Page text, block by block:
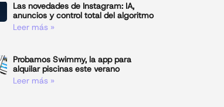
Las novedades de Instagram: IA,
anuncios y control total del algoritmo
Leer más »
Probamos Swimmy, la app para
alquilar piscinas este verano
Leer más »